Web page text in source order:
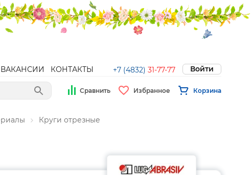
ВАКАНСИИ КОНТАКТЫ +7 (4832) 31-77-77 Войти
Сравнить Избранное Корзина
Круги отрезные